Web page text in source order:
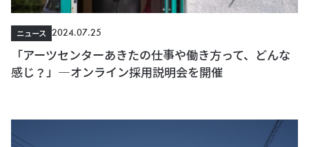
ニュース
2024.07.25
「アーツセンターあきたの仕事や働き方って、どんな
感じ？」―オンライン採用説明会を開催